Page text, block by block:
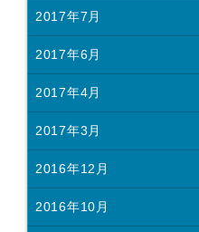
2017年7月
2017年6月
2017年4月
2017年3月
2016年12月
2016年10月